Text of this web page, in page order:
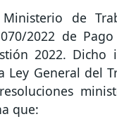
de
2022 de
2022. Dicho
Ley General del
que: